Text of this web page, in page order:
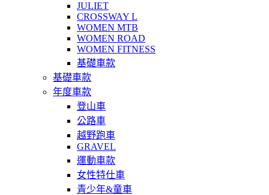
JULIET
CROSSWAY L
WOMEN MTB
WOMEN ROAD
WOMEN FITNESS
基礎車款
基礎車款
年度車款
登山車
公路車
越野跑車
GRAVEL
運動車款
女性特仕車
青少年&童車